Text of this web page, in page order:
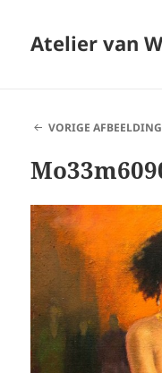
Atelier van
VORIGE AFBEELDING